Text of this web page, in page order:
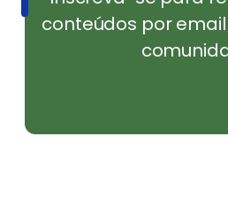
conteúdos por